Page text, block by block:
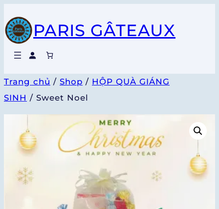
đến
phần
nội
PARIS GÂTEAUX
Trang chủ / Shop / HỘP QUÀ GIÁNG
SINH / Sweet Noel